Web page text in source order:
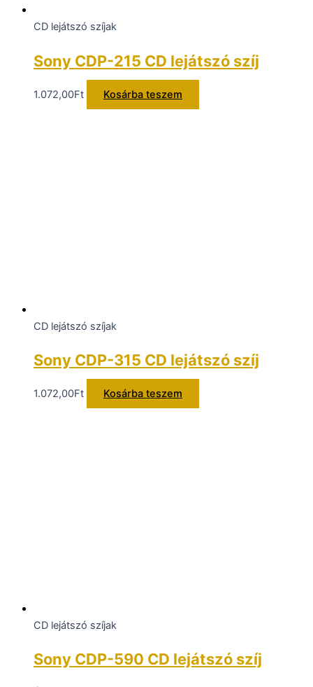
CD lejátszó szíjak
Sony CDP-215 CD lejátszó szíj
1.072,00Ft Kosárba teszem
CD lejátszó szíjak
Sony CDP-315 CD lejátszó szíj
1.072,00Ft Kosárba teszem
CD lejátszó szíjak
Sony CDP-590 CD lejátszó szíj